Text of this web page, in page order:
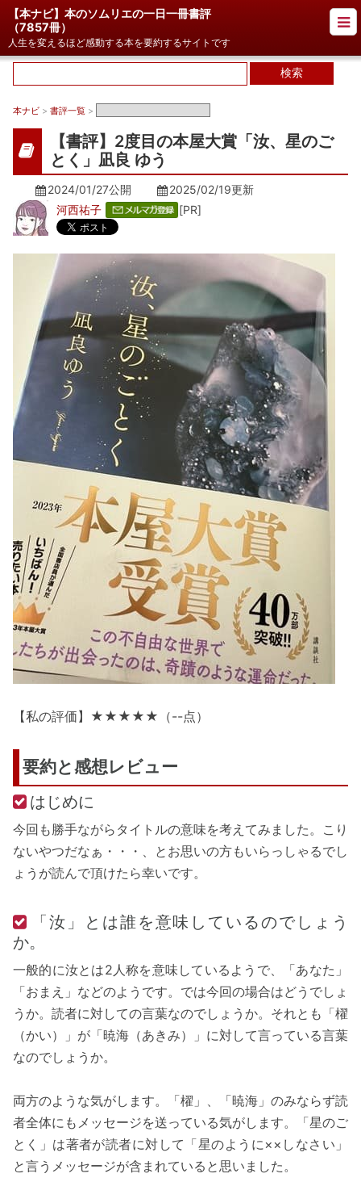
【本ナビ】本のソムリエの一日一冊書評
（7857冊）
人生を変えるほど感動する本を要約するサイトです
本ナビ > 書評一覧 >
【書評】2度目の本屋大賞「汝、星のご
とく」凪良 ゆう
2024/01/27公開 2025/02/19更新
河西祐子
[PR]
【私の評価】★★★★★（--点）
要約と感想レビュー
はじめに
今回も勝手ながらタイトルの意味を考えてみました。こり
ないやつだなぁ・・・、とお思いの方もいらっしゃるでし
ょうが読んで頂けたら幸いです。
「汝」とは誰を意味しているのでしょう
か。
一般的に汝とは2人称を意味しているようで、「あなた」
「おまえ」などのようです。では今回の場合はどうでしょ
うか。読者に対しての言葉なのでしょうか。それとも「櫂
（かい）」が「暁海（あきみ）」に対して言っている言葉
なのでしょうか。
両方のような気がします。「櫂」、「暁海」のみならず読
者全体にもメッセージを送っている気がします。「星のご
とく」は著者が読者に対して「星のように××しなさい」
と言うメッセージが含まれていると思いました。